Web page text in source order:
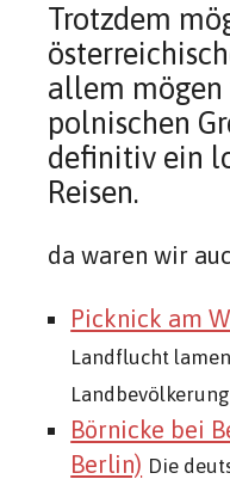
Trotzdem
allem
polnischen
definitiv ein
Reisen.
da waren wir
Picknick am
Landflucht
Börnicke bei
Berlin) Die